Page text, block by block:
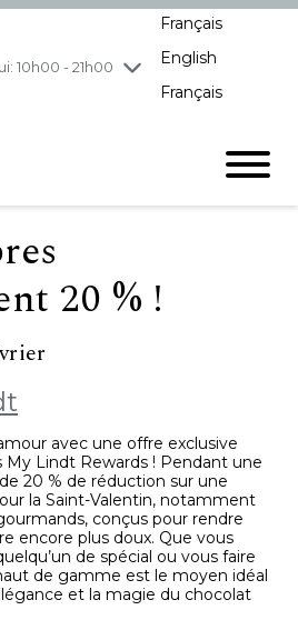
10h00 - 21h00
10h00 - 21h00
Français
English
Français
20 % !
avec une offre exclusive
Lindt Rewards ! Pendant une
20 % de réduction sur une
la Saint-Valentin, notamment
conçus pour rendre
encore plus doux. Que vous
de spécial ou vous faire
de gamme est le moyen idéal
et la magie du chocolat